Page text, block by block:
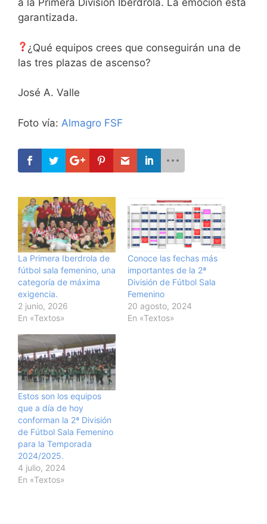
a la Primera División Iberdrola. La emoción está
garantizada.
¿Qué equipos crees que conseguirán una de
las tres plazas de ascenso?
José A. Valle
Foto vía: Almagro FSF
La Primera Iberdrola de
fútbol sala femenino, una
categoría de máxima
exigencia.
2 junio, 2026
En «Textos»
Conoce las fechas más
importantes de la 2ª
División de Fútbol Sala
Femenino
20 agosto, 2024
En «Textos»
Estos son los equipos
que a día de hoy
conforman la 2ª División
de Fútbol Sala Femenino
para la Temporada
2024/2025.
4 julio, 2024
En «Textos»